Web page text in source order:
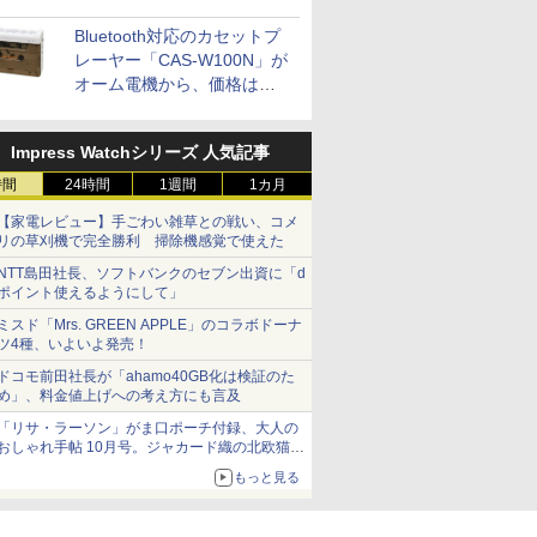
Bluetooth対応のカセットプ
レーヤー「CAS-W100N」が
オーム電機から、価格は
Impress Watchシリーズ 人気記事
24時間 1週間 1カ月
家電レビュー】手ごわい雑草との戦い、コメ
の草刈機で完全勝利 掃除機感覚で使えた
島田社長、ソフトバンクのセブン出資に「d
イント使えるようにして」
スド「Mrs. GREEN APPLE」のコラボドーナ
4種、いよいよ発売！
コモ前田社長が「ahamo40GB化は検証のた
」、料金値上げへの考え方にも言及
リサ・ラーソン」がま口ポーチ付録、大人の
しゃれ手帖 10月号。ジャカード織の北欧猫デ
もっと見る